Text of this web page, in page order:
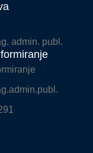
admin. publ.